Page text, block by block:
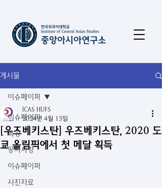
게시물
이슈페이퍼
특강
공지사항
이슈페이퍼
사진자료
이슈페이퍼
[우즈베키스탄] 우즈베키스탄, 2020 도
쿄 올림픽에서 첫 메달 획득
ICAS HUFS
2024년 4월 13일